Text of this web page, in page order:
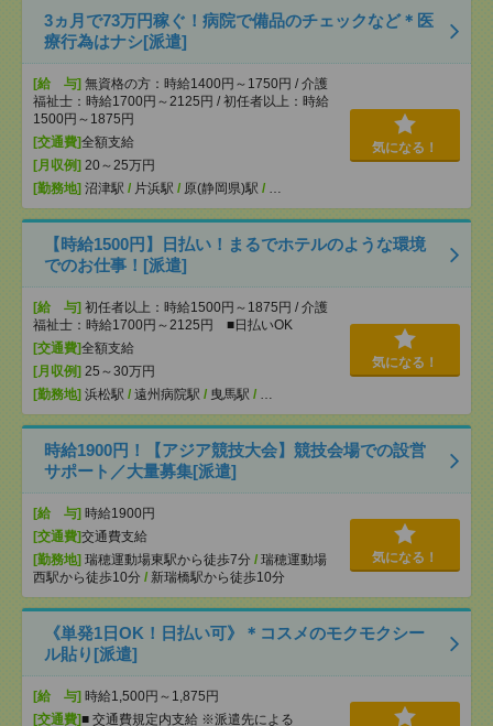
3ヵ月で73万円稼ぐ！病院で備品のチェックなど＊医
療行為はナシ[派遣]
[給 与] 無資格の方：時給1400円～1750円 / 介護
福祉士：時給1700円～2125円 / 初任者以上：時給
1500円～1875円
[交通費]全額支給
[月収例] 20～25万円
[勤務地] 沼津駅 / 片浜駅 / 原(静岡県)駅 / …
気になる！
【時給1500円】日払い！まるでホテルのような環境
でのお仕事！[派遣]
[給 与] 初任者以上：時給1500円～1875円 / 介護
福祉士：時給1700円～2125円 ■日払いOK
[交通費]全額支給
[月収例] 25～30万円
[勤務地] 浜松駅 / 遠州病院駅 / 曳馬駅 / …
気になる！
時給1900円！【アジア競技大会】競技会場での設営
サポート／大量募集[派遣]
[給 与] 時給1900円
[交通費]交通費支給
[勤務地] 瑞穂運動場東駅から徒歩7分 / 瑞穂運動場
西駅から徒歩10分 / 新瑞橋駅から徒歩10分
気になる！
《単発1日OK！日払い可》＊コスメのモクモクシー
ル貼り[派遣]
[給 与] 時給1,500円～1,875円
[交通費]■ 交通費規定内支給 ※派遣先による